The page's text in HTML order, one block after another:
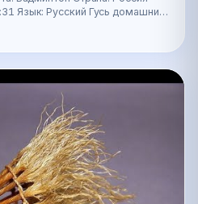
Язык: Русский Гусь домашний